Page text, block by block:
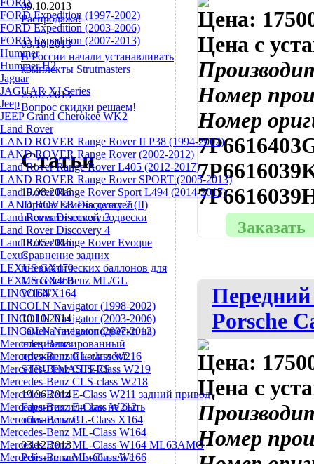
FORD
FORD Expedition (1997-2002)
FORD Expedition (2003-2006)
FORD Expedition (2007-2013)
Hummer
Hummer H2
Jaguar
JAGUAR XJ Series
Jeep
JEEP Grand Cherokee WK2
Land Rover
LAND ROVER Range Rover II P38 (1994-2002)
LAND ROVER Range Rover (2002-2012)
Land Rover Range Rover L405 (2012-2017)
LAND ROVER Range Rover SPORT (2005-2013)
Land Rover Range Rover Sport L494 (2014-2017)
LAND ROVER Discovery 2 (II)
Land Rover Discovery 3
Land Rover Discovery 4
Land Rover Range Rover Evoque
Lexus
LEXUS GX470
LEXUS GX460
LINCOLN
LINCOLN Navigator (1998-2002)
LINCOLN Navigator (2003-2006)
LINCOLN Navigator (2007-2013)
Mercedes-Benz
Mercedes-Benz CL-class W216
Mercedes-Benz CLS-Class W219
Mercedes-Benz CLS-class W218
Mercedes-Benz E-Class W211 задний привод
Mercedes-Benz E-Class W212
Mercedes-Benz GL-Class X164
Mercedes-Benz ML-Class W164
Mercedes-Benz ML-Class W164 ML63AMG
Mercedes-Benz ML-Class W166
09.10.2013
Распродажа!
03.10.2013
В России начали устанавливать
комплекты Strutmasters
25.07.2013
Вопрос скидки решаем!
Статьи
19.08.2016
Горячая замена деталей
пневматической подвески
18.05.2016
Сравнение задних
пневматических баллонов для
Mercedes Benz ML/GL
W164/X164
10.10.2014
Замена пневмоподвески на
специализированный
пружинный комплект
STRUTMASTERS
19.06.2014
Гарантия или как не быть
обманутым!
03.12.2013
Рейтинг автомобилей с
Цена:
Цена с
Номер
Номер
Заказать
Porsche
Цена:
Цена с
Номер